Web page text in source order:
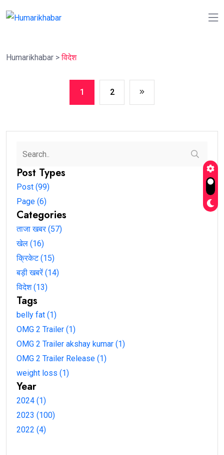
Humarikhabar >विदेश
1 2
Post Types
Post (99)
Page (6)
Categories
ताजा खबर (57)
खेल (16)
क्रिकेट (15)
बड़ी खबरें (14)
विदेश (13)
Tags
belly fat (1)
OMG 2 Trailer (1)
OMG 2 Trailer akshay kumar (1)
OMG 2 Trailer Release (1)
weight loss (1)
Year
2024 (1)
2023 (100)
2022 (4)